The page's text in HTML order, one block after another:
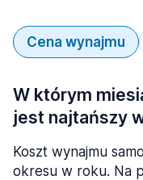
Cena wynajmu
W którym
jest najtańszy
Koszt wynajmu
okresu w roku. Na